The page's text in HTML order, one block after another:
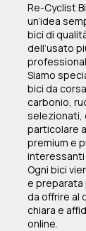
Re-Cyclist
un’idea
bici di
dell’usato
Siamo
bici da
carbonio,
selezionati,
particolare
premium e
interessanti
Ogni bici
e preparata
da offrire al
chiara e
online.